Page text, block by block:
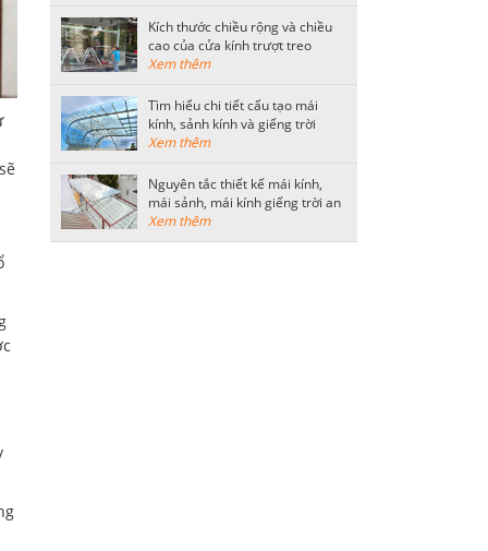
Kích thước chiều rộng và chiều
cao của cửa kính trượt treo
thông dụng
Xem thêm
Tìm hiểu chi tiết cấu tạo mái
kính, sảnh kính và giếng trời
bằng kính cường lực
Xem thêm
Nguyên tắc thiết kế mái kính,
mái sảnh, mái kính giếng trời an
toàn
Xem thêm